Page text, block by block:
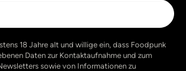
18 Jahre alt und willige ein, dass Foodpunk
Daten zur Kontaktaufnahme und zum
sowie von Informationen zu